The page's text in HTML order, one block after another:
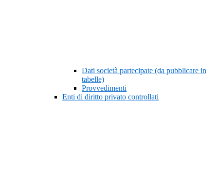
Dati società partecipate (da pubblicare in
tabelle)
Provvedimenti
Enti di diritto privato controllati